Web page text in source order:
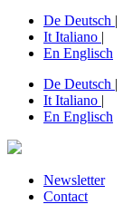
De Deutsch |
It Italiano |
En Englisch
De Deutsch |
It Italiano |
En Englisch
Newsletter
Contact